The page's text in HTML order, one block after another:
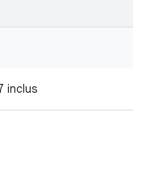
inclus